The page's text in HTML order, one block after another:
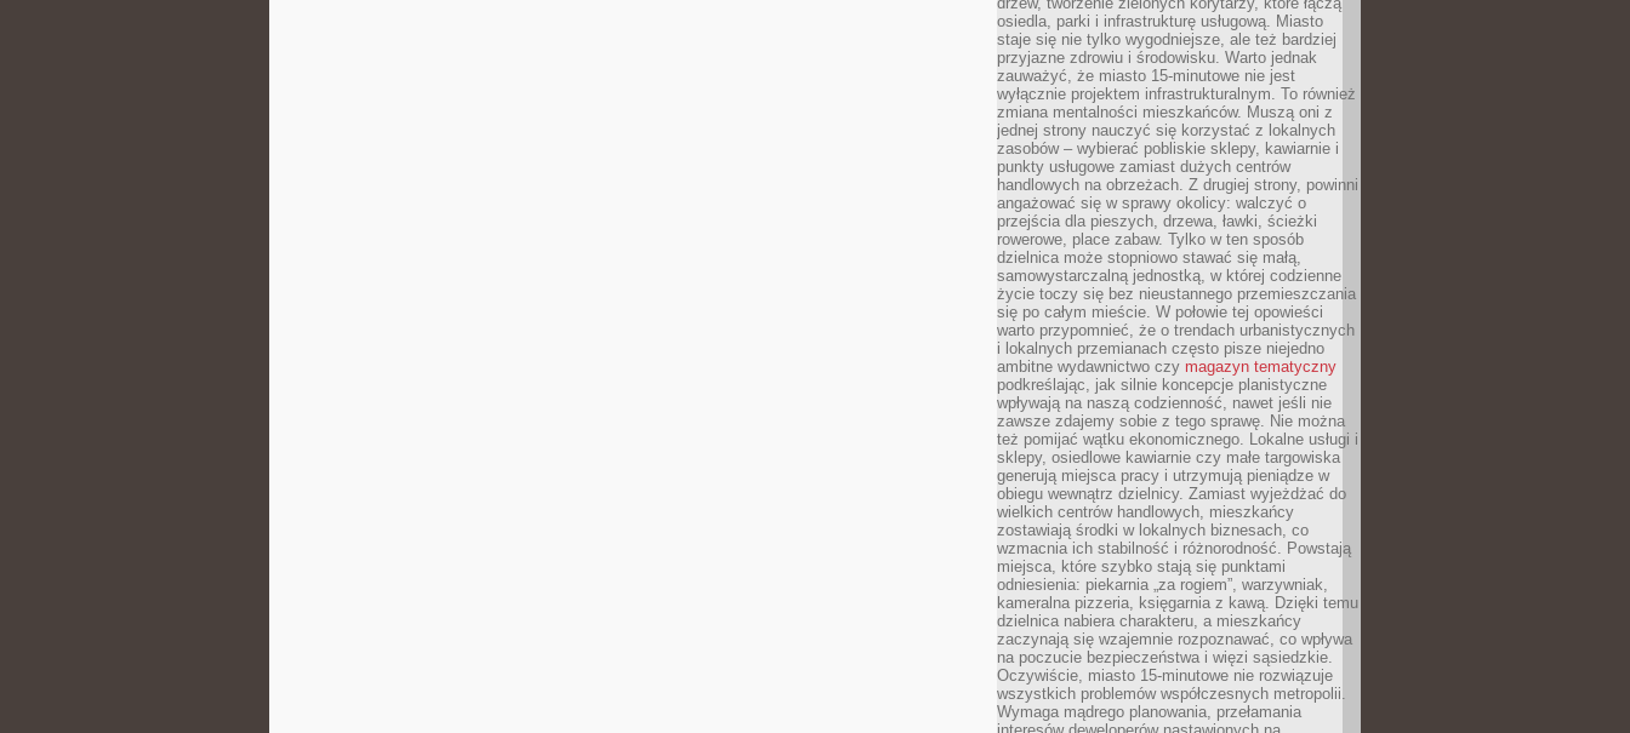
osiedla, parki i infrastrukturę usługową. Miasto
staje się nie tylko wygodniejsze, ale też bardziej
przyjazne zdrowiu i środowisku. Warto jednak
zauważyć, że miasto 15-minutowe nie jest
wyłącznie projektem infrastrukturalnym. To również
zmiana mentalności mieszkańców. Muszą oni z
jednej strony nauczyć się korzystać z lokalnych
zasobów – wybierać pobliskie sklepy, kawiarnie i
punkty usługowe zamiast dużych centrów
handlowych na obrzeżach. Z drugiej strony, powinni
angażować się w sprawy okolicy: walczyć o
przejścia dla pieszych, drzewa, ławki, ścieżki
rowerowe, place zabaw. Tylko w ten sposób
dzielnica może stopniowo stawać się małą,
samowystarczalną jednostką, w której codzienne
życie toczy się bez nieustannego przemieszczania
się po całym mieście. W połowie tej opowieści
warto przypomnieć, że o trendach urbanistycznych
i lokalnych przemianach często pisze niejedno
ambitne wydawnictwo czy magazyn tematyczny
podkreślając, jak silnie koncepcje planistyczne
wpływają na naszą codzienność, nawet jeśli nie
zawsze zdajemy sobie z tego sprawę. Nie można
też pomijać wątku ekonomicznego. Lokalne usługi i
sklepy, osiedlowe kawiarnie czy małe targowiska
generują miejsca pracy i utrzymują pieniądze w
obiegu wewnątrz dzielnicy. Zamiast wyjeżdżać do
wielkich centrów handlowych, mieszkańcy
zostawiają środki w lokalnych biznesach, co
wzmacnia ich stabilność i różnorodność. Powstają
miejsca, które szybko stają się punktami
odniesienia: piekarnia „za rogiem”, warzywniak,
kameralna pizzeria, księgarnia z kawą. Dzięki temu
dzielnica nabiera charakteru, a mieszkańcy
zaczynają się wzajemnie rozpoznawać, co wpływa
na poczucie bezpieczeństwa i więzi sąsiedzkie.
Oczywiście, miasto 15-minutowe nie rozwiązuje
wszystkich problemów współczesnych metropolii.
Wymaga mądrego planowania, przełamania